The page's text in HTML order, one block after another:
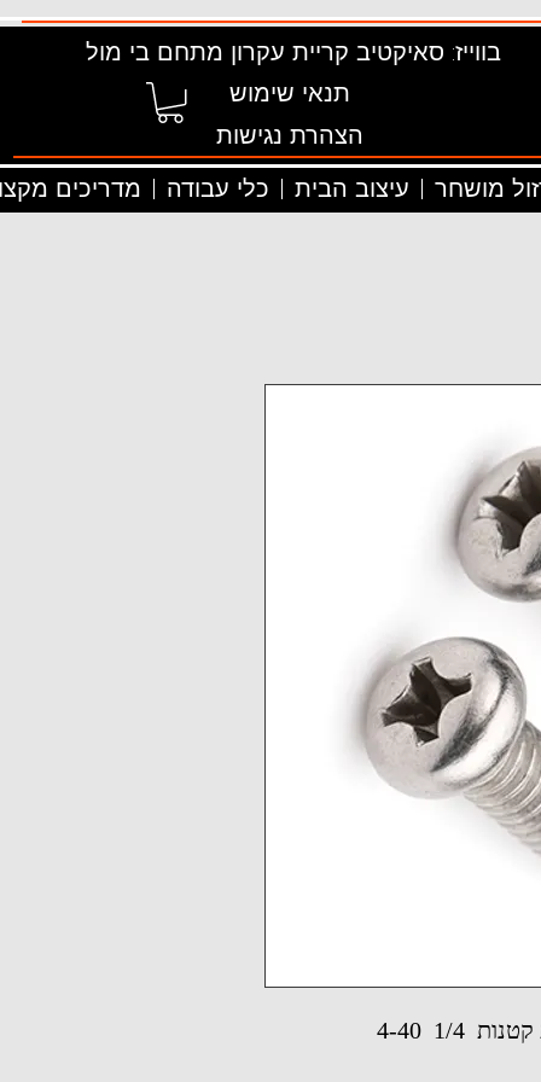
בווייז: סאיקטיב קריית עקרון מתחם בי מול
תנאי שימוש
הצהרת נגישות
מדריכים כלי עבודה עיצוב הבית מושחר
1/4 4-40